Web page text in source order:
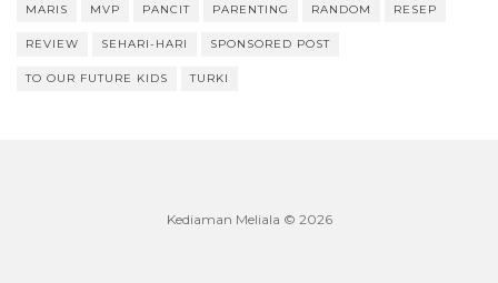
MARIS MVP PANCIT PARENTING RANDOM RESEP
REVIEW SEHARI-HARI SPONSORED POST
TO OUR FUTURE KIDS TURKI
Kediaman Meliala © 2026